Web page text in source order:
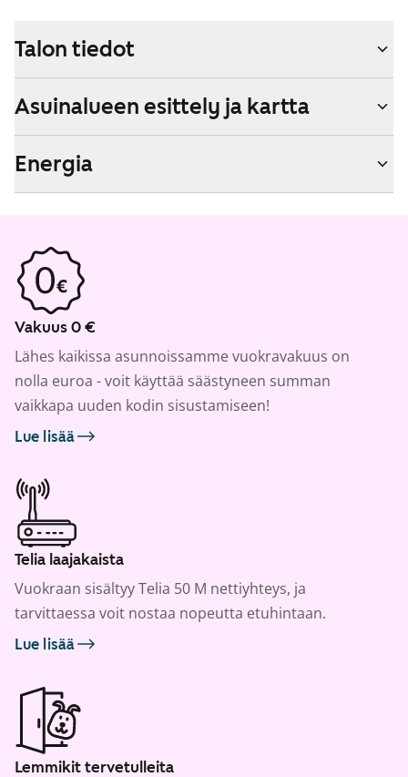
Talon tiedot
Asuinalueen esittely ja kartta
Energia
Vakuus 0 €
Lähes kaikissa asunnoissamme vuokravakuus on
nolla euroa - voit käyttää säästyneen summan
vaikkapa uuden kodin sisustamiseen!
Lue lisää
Telia laajakaista
Vuokraan sisältyy Telia 50 M nettiyhteys, ja
tarvittaessa voit nostaa nopeutta etuhintaan.
Lue lisää
Lemmikit tervetulleita